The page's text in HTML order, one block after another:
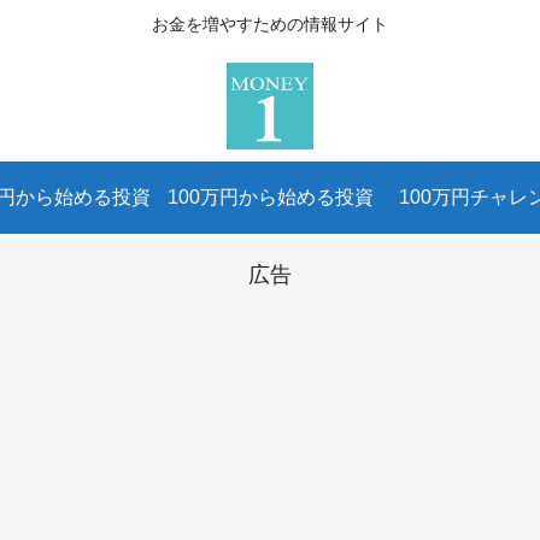
お金を増やすための情報サイト
から始める投資 100万円から始める投資 100万円チャレ
広告